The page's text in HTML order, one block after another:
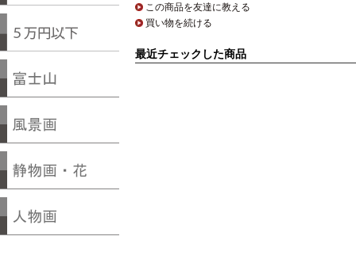
この商品を友達に教える
買い物を続ける
最近チェックした商品